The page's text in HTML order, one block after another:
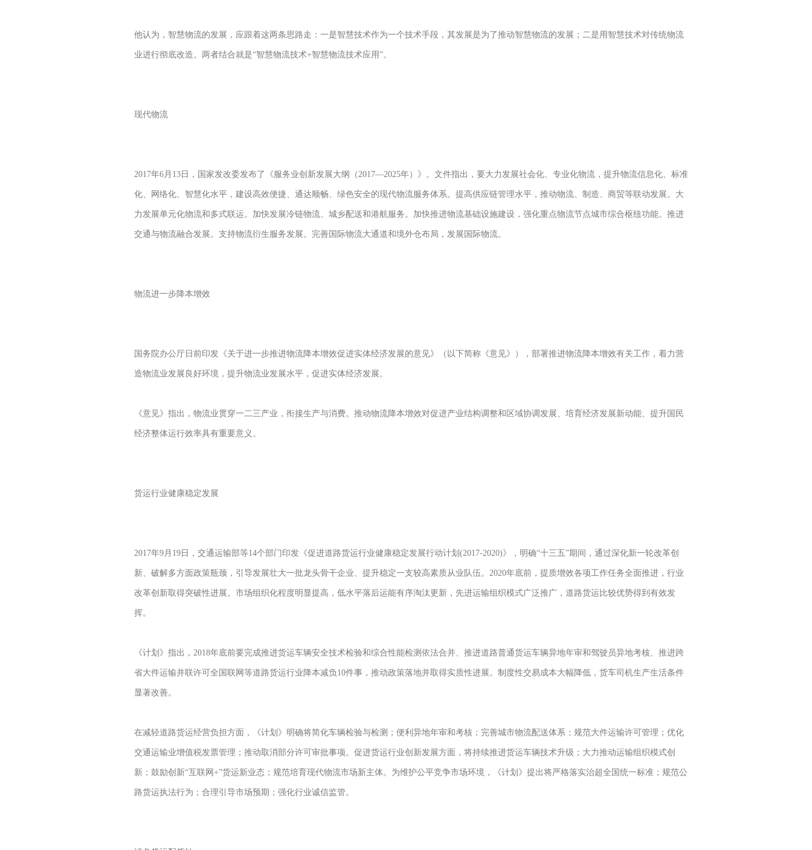
他认为，智慧物流的发展，应跟着这两条思路走：一是智慧技术作为一个技术手段，其发展是为了推动智慧物流的发展；二是用智慧技术对传统物流
业进行彻底改造。两者结合就是“智慧物流技术+智慧物流技术应用”。
现代物流
2017年6月13日，国家发改委发布了《服务业创新发展大纲（2017—2025年）》。文件指出，要大力发展社会化、专业化物流，提升物流信息化、标准
化、网络化、智慧化水平，建设高效便捷、通达顺畅、绿色安全的现代物流服务体系。提高供应链管理水平，推动物流、制造、商贸等联动发展。大
力发展单元化物流和多式联运。加快发展冷链物流、城乡配送和港航服务。加快推进物流基础设施建设，强化重点物流节点城市综合枢纽功能。推进
交通与物流融合发展。支持物流衍生服务发展。完善国际物流大通道和境外仓布局，发展国际物流。
物流进一步降本增效
国务院办公厅日前印发《关于进一步推进物流降本增效促进实体经济发展的意见》（以下简称《意见》），部署推进物流降本增效有关工作，着力营
造物流业发展良好环境，提升物流业发展水平，促进实体经济发展。
《意见》指出，物流业贯穿一二三产业，衔接生产与消费。推动物流降本增效对促进产业结构调整和区域协调发展、培育经济发展新动能、提升国民
经济整体运行效率具有重要意义。
货运行业健康稳定发展
2017年9月19日，交通运输部等14个部门印发《促进道路货运行业健康稳定发展行动计划(2017-2020)》，明确“十三五”期间，通过深化新一轮改革创
新、破解多方面政策瓶颈，引导发展壮大一批龙头骨干企业、提升稳定一支较高素质从业队伍。2020年底前，提质增效各项工作任务全面推进，行业
改革创新取得突破性进展。市场组织化程度明显提高，低水平落后运能有序淘汰更新，先进运输组织模式广泛推广，道路货运比较优势得到有效发
挥。
《计划》指出，2018年底前要完成推进货运车辆安全技术检验和综合性能检测依法合并、推进道路普通货运车辆异地年审和驾驶员异地考核、推进跨
省大件运输并联许可全国联网等道路货运行业降本减负10件事，推动政策落地并取得实质性进展。制度性交易成本大幅降低，货车司机生产生活条件
显著改善。
在减轻道路货运经营负担方面，《计划》明确将简化车辆检验与检测；便利异地年审和考核；完善城市物流配送体系；规范大件运输许可管理；优化
交通运输业增值税发票管理；推动取消部分许可审批事项。促进货运行业创新发展方面，将持续推进货运车辆技术升级；大力推动运输组织模式创
新；鼓励创新“互联网+”货运新业态；规范培育现代物流市场新主体。为维护公平竞争市场环境，《计划》提出将严格落实治超全国统一标准；规范公
路货运执法行为；合理引导市场预期；强化行业诚信监管。